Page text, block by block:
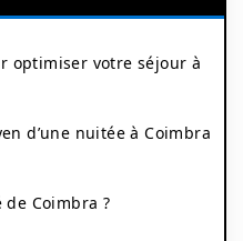
optimiser votre séjour à
d’une nuitée à Coimbra
Coimbra ?